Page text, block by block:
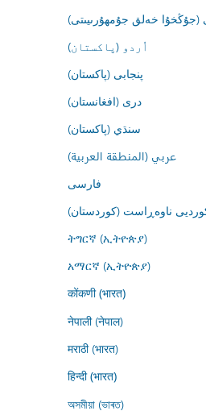
(جۇڭخۇا خەلق جۇمھۇرىيىتى)
اُردو (پاکستان)
پنجابی (پاکستان)
درى (افغانستان)
سنڌي (پاکستان)
عربي (المنطقة العربية)
فارسى
ناوەڕاست (کوردستان)
ትግርኛ (ኢትዮጵያ)
አማርኛ (ኢትዮጵያ)
कोंकणी (भारत)
नेपाली (नेपाल)
मराठी (भारत)
हिन्दी (भारत)
অসমীয়া (ভাৰত)